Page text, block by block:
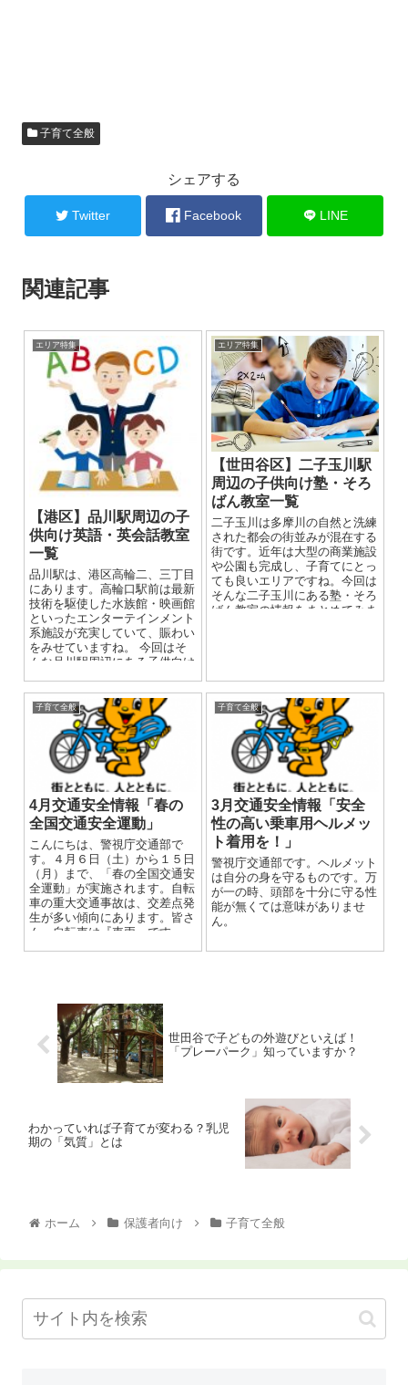
子育て全般
シェアする
Twitter Facebook LINE
関連記事
エリア特集
【港区】品川駅周辺の子
供向け英語・英会話教室
一覧
品川駅は、港区高輪二、三丁目
にあります。高輪口駅前は最新
技術を駆使した水族館・映画館
といったエンターテインメント
系施設が充実していて、賑わい
をみせていますね。 今回はそ
んな品川駅周辺にある子供向け
と...
エリア特集
【世田谷区】二子玉川駅
周辺の子供向け塾・そろ
ばん教室一覧
二子玉川は多摩川の自然と洗練
された都会の街並みが混在する
街です。近年は大型の商業施設
や公園も完成し、子育てにとっ
ても良いエリアですね。今回は
そんな二子玉川にある塾・そろ
ばん教室の情報をまとめてみま
子育て全般
4月交通安全情報「春の
全国交通安全運動」
こんにちは、警視庁交通部で
す。４月６日（土）から１５日
（月）まで、「春の全国交通安
全運動」が実施されます。自転
車の重大交通事故は、交差点発
生が多い傾向にあります。皆さ
ん、自転車は『車両』です。一
りまえですが、赤信号は『止ま
れ』です。自転車の交通ルール
を再確認して交通事故を起こさ
ない、遭わないようにしましょ
子育て全般
3月交通安全情報「安全
性の高い乗車用ヘルメッ
ト着用を！」
警視庁交通部です。ヘルメット
は自分の身を守るものです。万
が一の時、頭部を十分に守る性
能が無くては意味がありませ
ん。
世田谷で子どもの外遊びといえば！
「プレーパーク」知っていますか？
わかっていれば子育てが変わる？乳児
期の「気質」とは
ホーム 保護者向け 子育て全般